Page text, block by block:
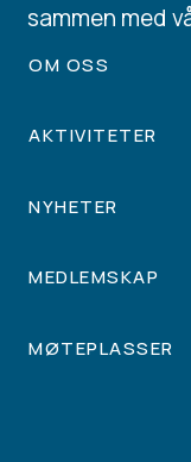
sammen med
OM OSS
AKTIVITETER
NYHETER
MEDLEMSKAP
MØTEPLASSER